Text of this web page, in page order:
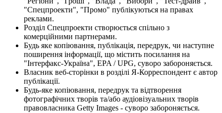
"Спецпроекти", "Промо" публікуються на правах
реклами.
Розділ Спецпроекти створюється спільно з
комерційними партнерами.
Будь яке копіювання, публікація, передрук, чи наступне
поширення інформації, що містить посилання на
"Інтерфакс-Україна", EPA / UPG, суворо забороняється.
Власник веб-сторінки в розділі Я-Корреспондент є автор
публікації.
Будь-яке копіювання, передрук та відтворення
фотографічних творів та/або аудіовізуальних творів
правовласника Getty Images - суворо забороняється.